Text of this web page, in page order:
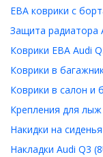
ЕВА коврики с
Защита радиатора
Коврики ЕВА Audi
Коврики в
Коврики в салон и
Крепления для
Накидки на
Накладки Audi Q3